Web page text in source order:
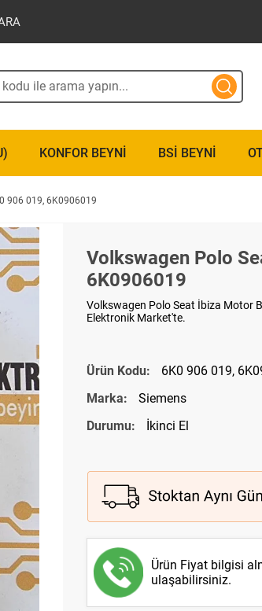
KONFOR BEYNI BSI BEYNI
906 019, 6K0906019
Volkswagen Polo
6K0906019
Volkswagen Polo Seat İbiza Motor
Elektronik Market'te.
Ürün Kodu:
6K0 906 019,
Marka:
Siemens
Durumu:
İkinci El
Ürün Fiyat bilgisi
ulaşabilirsiniz.